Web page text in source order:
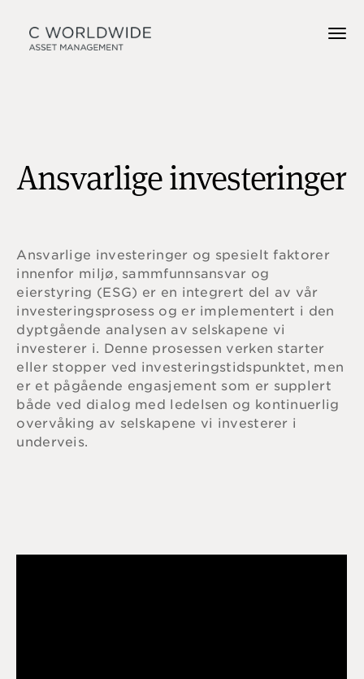
Ansvarlige investeringer
Ansvarlige investeringer og spesielt faktorer
innenfor miljø, sammfunnsansvar og
eierstyring (ESG) er en integrert del av vår
investeringsprosess og er implementert i den
dyptgående analysen av selskapene vi
investerer i. Denne prosessen verken starter
eller stopper ved investeringstidspunktet, men
er et pågående engasjement som er supplert
både ved dialog med ledelsen og kontinuerlig
overvåking av selskapene vi investerer i
underveis.